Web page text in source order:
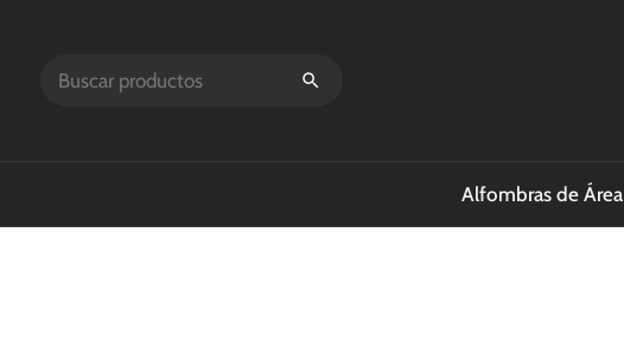
Alfombras de Área